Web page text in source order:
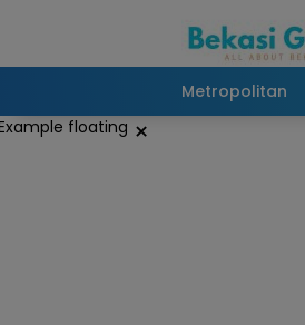
Metropolitan
×